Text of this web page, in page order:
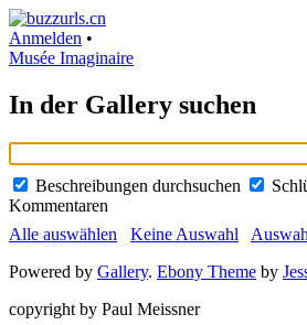
Anmelden •
Musée Imaginaire
In der Gallery suchen
Beschreibungen durchsuchen
Kommentaren
Alle auswählen
Keine Auswahl
Powered by Gallery. Ebony Theme by
copyright by Paul Meissner